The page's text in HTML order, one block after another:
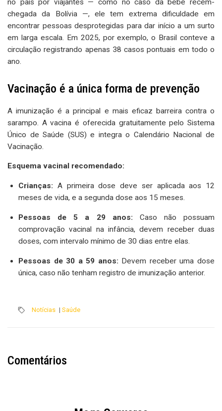
no país por viajantes — como no caso da bebê recém-
chegada da Bolívia —, ele tem extrema dificuldade em
encontrar pessoas desprotegidas para dar início a um surto
em larga escala. Em 2025, por exemplo, o Brasil conteve a
circulação registrando apenas 38 casos pontuais em todo o
ano.
Vacinação é a única forma de prevenção
A imunização é a principal e mais eficaz barreira contra o
sarampo. A vacina é oferecida gratuitamente pelo Sistema
Único de Saúde (SUS) e integra o Calendário Nacional de
Vacinação.
Esquema vacinal recomendado:
Crianças: A primeira dose deve ser aplicada aos 12
meses de vida, e a segunda dose aos 15 meses.
Pessoas de 5 a 29 anos: Caso não possuam
comprovação vacinal na infância, devem receber duas
doses, com intervalo mínimo de 30 dias entre elas.
Pessoas de 30 a 59 anos: Devem receber uma dose
única, caso não tenham registro de imunização anterior.
Notícias | Saúde
Comentários